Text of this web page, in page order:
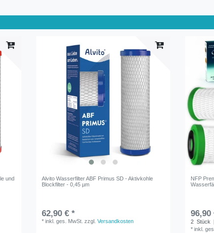
und
Alvito Wasserfilter ABF Primus SD - Aktivkohle
Blockfilter - 0,45 µm
62,90 € *
*inkl. ges. MwSt. zzgl.Versandkosten
NFP
96,90
2 Stück
*inkl.